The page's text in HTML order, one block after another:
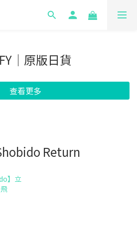
｜原版日貨
查看更多
Return